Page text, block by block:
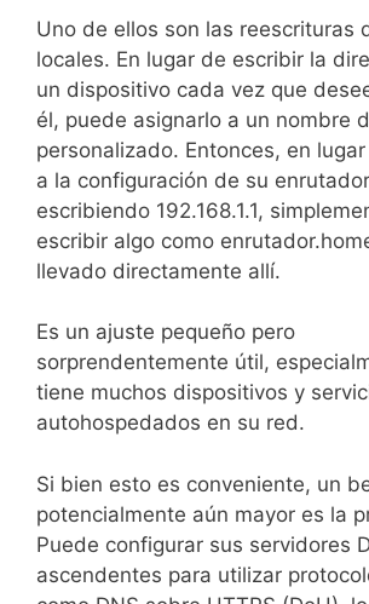
Uno de ellos son las reescrituras
locales. En lugar de escribir la
un dispositivo cada vez que
él, puede asignarlo a un nombre
personalizado. Entonces, en
a la configuración de su enrutador
escribiendo 192.168.1.1,
escribir algo como
llevado directamente allí.
Es un ajuste pequeño pero
sorprendentemente útil,
tiene muchos dispositivos y
autohospedados en su red.
Si bien esto es conveniente, un
potencialmente aún mayor es la
Puede configurar sus servidores
ascendentes para utilizar